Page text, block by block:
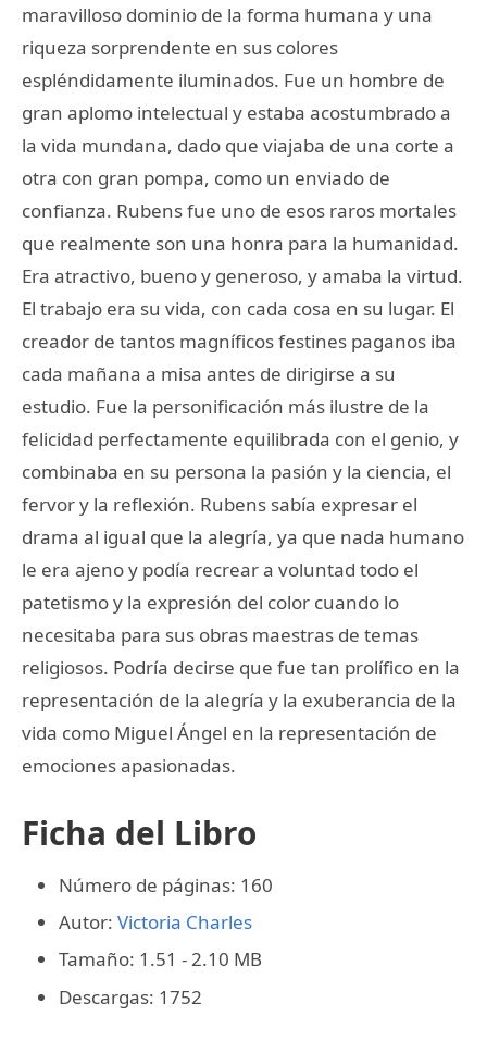
maravilloso dominio de la forma humana y una
riqueza sorprendente en sus colores
espléndidamente iluminados. Fue un hombre de
gran aplomo intelectual y estaba acostumbrado a
la vida mundana, dado que viajaba de una corte a
otra con gran pompa, como un enviado de
confianza. Rubens fue uno de esos raros mortales
que realmente son una honra para la humanidad.
Era atractivo, bueno y generoso, y amaba la virtud.
El trabajo era su vida, con cada cosa en su lugar. El
creador de tantos magníficos festines paganos iba
cada mañana a misa antes de dirigirse a su
estudio. Fue la personificación más ilustre de la
felicidad perfectamente equilibrada con el genio, y
combinaba en su persona la pasión y la ciencia, el
fervor y la reflexión. Rubens sabía expresar el
drama al igual que la alegría, ya que nada humano
le era ajeno y podía recrear a voluntad todo el
patetismo y la expresión del color cuando lo
necesitaba para sus obras maestras de temas
religiosos. Podría decirse que fue tan prolífico en la
representación de la alegría y la exuberancia de la
vida como Miguel Ángel en la representación de
emociones apasionadas.
Ficha del Libro
Número de páginas: 160
Autor: Victoria Charles
Tamaño: 1.51 - 2.10 MB
Descargas: 1752